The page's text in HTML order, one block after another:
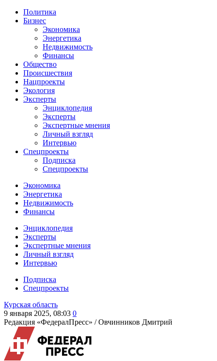
Политика
Бизнес
Экономика
Энергетика
Недвижимость
Финансы
Общество
Происшествия
Нацпроекты
Экология
Эксперты
Энциклопедия
Эксперты
Экспертные мнения
Личный взгляд
Интервью
Спецпроекты
Подписка
Спецпроекты
Экономика
Энергетика
Недвижимость
Финансы
Энциклопедия
Эксперты
Экспертные мнения
Личный взгляд
Интервью
Подписка
Спецпроекты
Курская область
9 января 2025, 08:03 0
Редакция «ФедералПресс» /Овчинников Дмитрий